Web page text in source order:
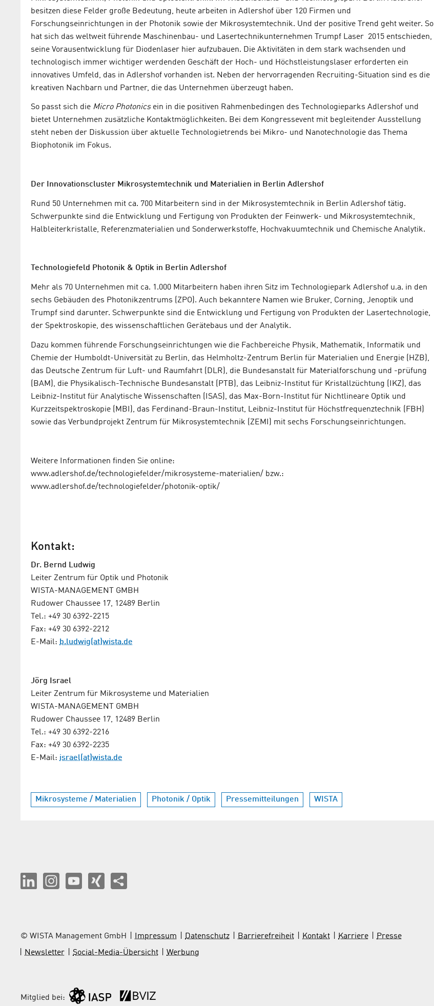
besitzen diese Felder große Bedeutung, heute arbeiten in Adlershof über 120 Firmen und
Forschungseinrichtungen in der Photonik sowie der Mikrosystemtechnik. Und der positive Trend geht weiter. So
hat sich das weltweit führende Maschinenbau- und Lasertechnikunternehmen Trumpf Laser 2015 entschieden,
seine Vorausentwicklung für Diodenlaser hier aufzubauen. Die Aktivitäten in dem stark wachsenden und
technologisch immer wichtiger werdenden Geschäft der Hoch- und Höchstleistungslaser erforderten ein
innovatives Umfeld, das in Adlershof vorhanden ist. Neben der hervorragenden Recruiting-Situation sind es die
kreativen Nachbarn und Partner, die das Unternehmen überzeugt haben.
So passt sich die Micro Photonics ein in die positiven Rahmenbedingen des Technologieparks Adlershof und
bietet Unternehmen zusätzliche Kontaktmöglichkeiten. Bei dem Kongressevent mit begleitender Ausstellung
steht neben der Diskussion über aktuelle Technologietrends bei Mikro- und Nanotechnologie das Thema
Biophotonik im Fokus.
Der Innovationscluster Mikrosystemtechnik und Materialien in Berlin Adlershof
Rund 50 Unternehmen mit ca. 700 Mitarbeitern sind in der Mikrosystemtechnik in Berlin Adlershof tätig.
Schwerpunkte sind die Entwicklung und Fertigung von Produkten der Feinwerk- und Mikrosystemtechnik,
Halbleiterkristalle, Referenzmaterialien und Sonderwerkstoffe, Hochvakuumtechnik und Chemische Analytik.
Technologiefeld Photonik & Optik in Berlin Adlershof
Mehr als 70 Unternehmen mit ca. 1.000 Mitarbeitern haben ihren Sitz im Technologiepark Adlershof u.a. in den
sechs Gebäuden des Photonikzentrums (ZPO). Auch bekanntere Namen wie Bruker, Corning, Jenoptik und
Trumpf sind darunter. Schwerpunkte sind die Entwicklung und Fertigung von Produkten der Lasertechnologie,
der Spektroskopie, des wissenschaftlichen Gerätebaus und der Analytik.
Dazu kommen führende Forschungseinrichtungen wie die Fachbereiche Physik, Mathematik, Informatik und
Chemie der Humboldt-Universität zu Berlin, das Helmholtz-Zentrum Berlin für Materialien und Energie (HZB),
das Deutsche Zentrum für Luft- und Raumfahrt (DLR), die Bundesanstalt für Materialforschung und -prüfung
(BAM), die Physikalisch-Technische Bundesanstalt (PTB), das Leibniz-Institut für Kristallzüchtung (IKZ), das
Leibniz-Institut für Analytische Wissenschaften (ISAS), das Max-Born-Institut für Nichtlineare Optik und
Kurzzeitspektroskopie (MBI), das Ferdinand-Braun-Institut, Leibniz-Institut für Höchstfrequenztechnik (FBH)
sowie das Verbundprojekt Zentrum für Mikrosystemtechnik (ZEMI) mit sechs Forschungseinrichtungen.
Weitere Informationen finden Sie online:
www.adlershof.de/technologiefelder/mikrosysteme-materialien/ bzw.:
www.adlershof.de/technologiefelder/photonik-optik/
Kontakt:
Dr. Bernd Ludwig
Leiter Zentrum für Optik und Photonik
WISTA-MANAGEMENT GMBH
Rudower Chaussee 17, 12489 Berlin
Tel.: +49 30 6392-2215
Fax: +49 30 6392-2212
E-Mail: b.ludwig(at)wista.de
Jörg Israel
Leiter Zentrum für Mikrosysteme und Materialien
WISTA-MANAGEMENT GMBH
Rudower Chaussee 17, 12489 Berlin
Tel.: +49 30 6392-2216
Fax: +49 30 6392-2235
E-Mail: israel(at)wista.de
Mikrosysteme / Materialien Photonik / Optik Pressemitteilungen WISTA
© WISTA Management GmbH Impressum Datenschutz Barrierefreiheit Kontakt Karriere
Presse
Newsletter
Social-Media-Übersicht Werbung
Mitglied bei: